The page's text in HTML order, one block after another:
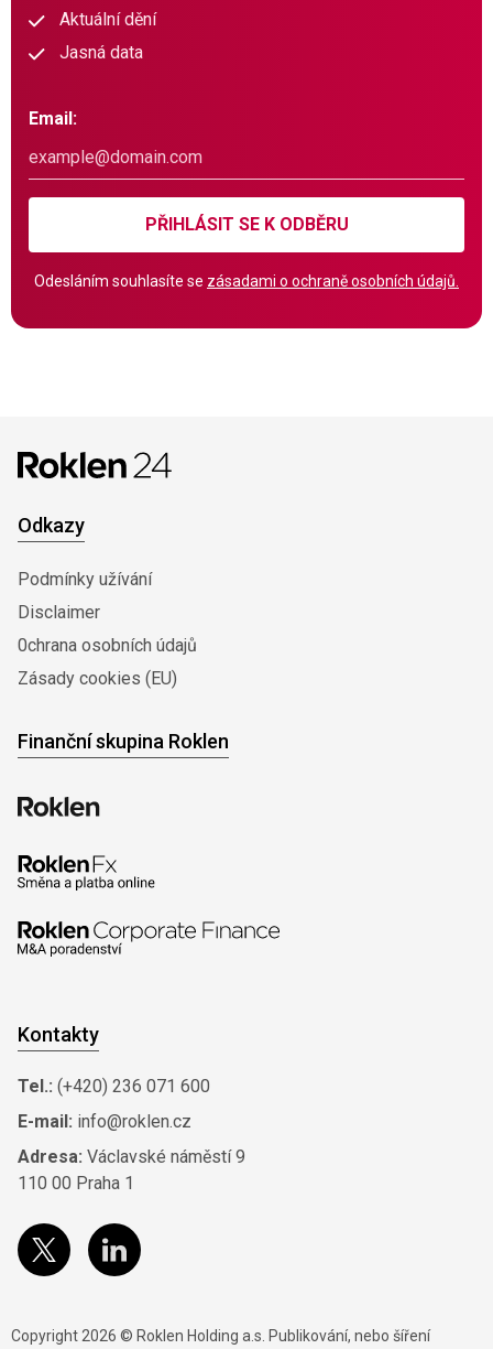
Aktuální dění
Jasná data
Email:
PŘIHLÁSIT SE K ODBĚRU
Odesláním souhlasíte se zásadami o ochraně osobních údajů.
Odkazy
Podmínky užívání
Disclaimer
0chrana osobních údajů
Zásady cookies (EU)
Finanční skupina Roklen
Kontakty
Tel.: (+420) 236 071 600
E-mail: info@roklen.cz
Adresa: Václavské náměstí 9
110 00 Praha 1
Copyright 2026 © Roklen Holding a.s. Publikování, nebo šíření